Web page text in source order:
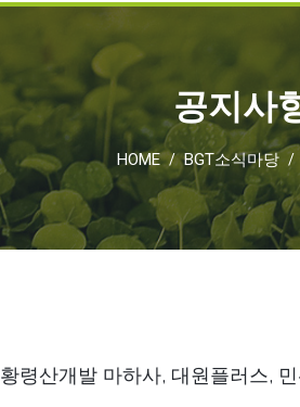
공지사
HOME / BGT소식마당 /
황령산개발 마하사, 대원플러스,